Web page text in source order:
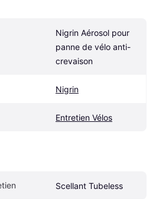
Nigrin Aérosol pour
panne de vélo anti-
crevaison
Nigrin
Entretien Vélos
Scellant Tubeless